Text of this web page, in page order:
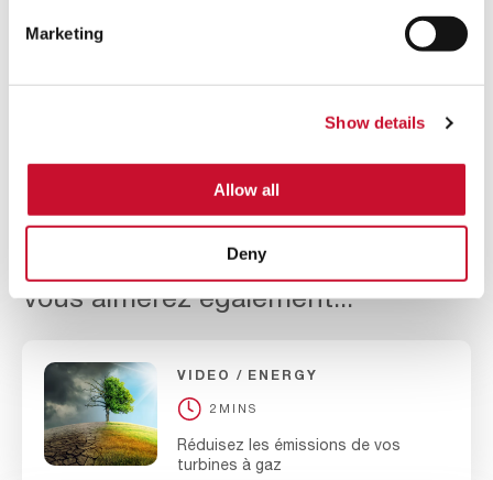
Marketing
Show details
Allow all
Deny
Envoyer
Vous aimerez également...
VIDEO ENERGY
2MINS
Réduisez les émissions de vos
turbines à gaz